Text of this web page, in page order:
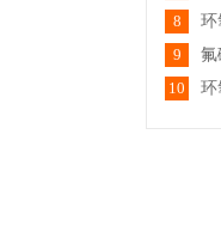
8
环
9
氟
10
环